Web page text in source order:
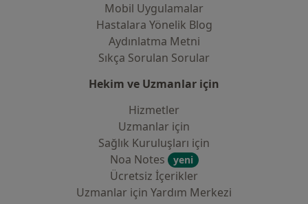
Mobil Uygulamalar
Hastalara Yönelik Blog
Aydınlatma Metni
Sıkça Sorulan Sorular
Hekim ve Uzmanlar için
Hizmetler
Uzmanlar için
Sağlık Kuruluşları için
Noa Notes
yeni
Ücretsiz İçerikler
Uzmanlar için Yardım Merkezi